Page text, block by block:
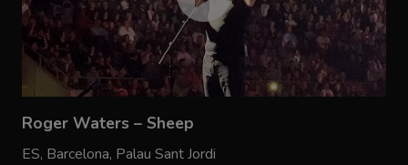
Roger Waters – Sheep
ES, Barcelona, Palau Sant Jordi